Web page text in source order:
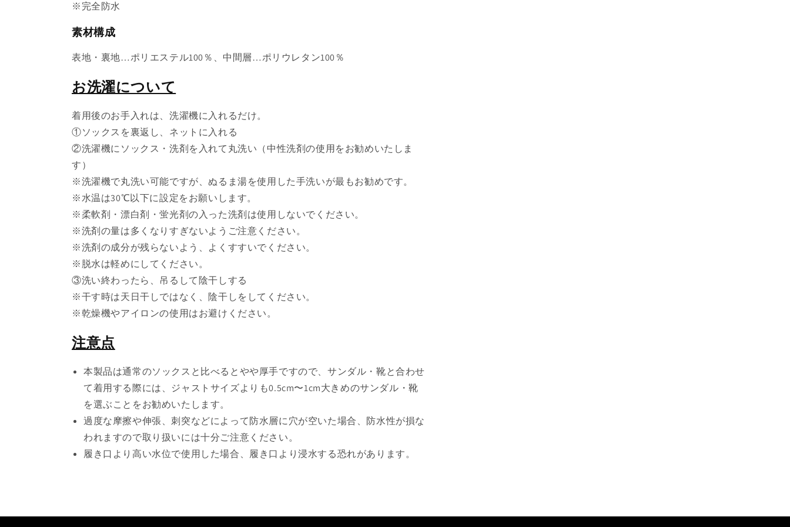
※完全防水
素材構成
表地・裏地…ポリエステル100％、中間層…ポリウレタン100％
お洗濯について
着用後のお手入れは、洗濯機に入れるだけ。
①ソックスを裏返し、ネットに入れる
②洗濯機にソックス・洗剤を入れて丸洗い（中性洗剤の使用をお勧めいたしま
す）
※洗濯機で丸洗い可能ですが、ぬるま湯を使用した手洗いが最もお勧めです。
※水温は30℃以下に設定をお願いします。
※柔軟剤・漂白剤・蛍光剤の入った洗剤は使用しないでください。
※洗剤の量は多くなりすぎないようご注意ください。
※洗剤の成分が残らないよう、よくすすいでください。
※脱水は軽めにしてください。
③洗い終わったら、吊るして陰干しする
※干す時は天日干しではなく、陰干しをしてください。
※乾燥機やアイロンの使用はお避けください。
注意点
本製品は通常のソックスと比べるとやや厚手ですので、サンダル・靴と合わせ
て着用する際には、ジャストサイズよりも0.5cm〜1cm大きめのサンダル・靴
を選ぶことをお勧めいたします。
過度な摩擦や伸張、刺突などによって防水層に穴が空いた場合、防水性が損な
われますので取り扱いには十分ご注意ください。
履き口より高い水位で使用した場合、履き口より浸水する恐れがあります。